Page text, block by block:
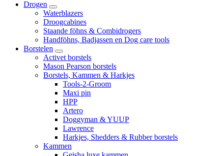
Drogen
Waterblazers
Droogcabines
Staande föhns & Combidrogers
Handföhns, Badjassen en Dog care tools
Borstelen
Activet borstels
Mason Pearson borstels
Borstels, Kammen & Harkjes
Tools-2-Groom
Maxi pin
HPP
Artero
Doggyman & YUUP
Lawrence
Harkjes, Shedders & Rubber borstels
Kammen